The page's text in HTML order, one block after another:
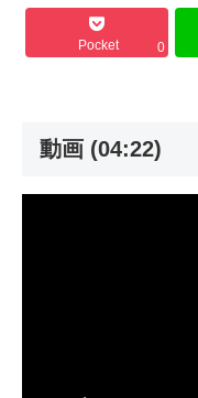
Pocket 0
動画 (04:22)